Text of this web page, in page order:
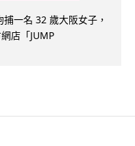
一名 32 歲大阪女子，
店「JUMP